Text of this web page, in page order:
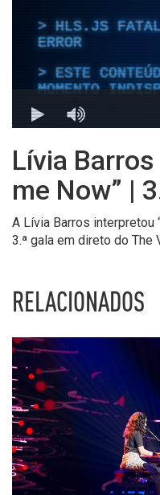
Lívia Barros
me Now” |
A Lívia Barros interpretou
3.ª gala em direto do The
RELACIONADOS